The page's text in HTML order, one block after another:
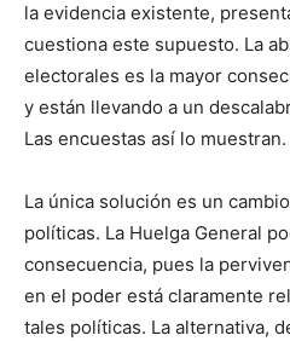
la evidencia existente,
cuestiona este supuesto. La
electorales es la mayor
y están llevando a un
Las encuestas así lo muestran.
La única solución es un
políticas. La Huelga General
consecuencia, pues la
en el poder está claramente
tales políticas. La alternativa,